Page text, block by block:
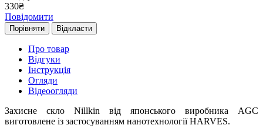
330₴
Повідомити
Порівняти Відкласти
Про товар
Відгуки
Інструкція
Огляди
Відеоогляди
Захисне скло Nillkin від японського виробника AGC
виготовлене із застосуванням нанотехнології HARVES.